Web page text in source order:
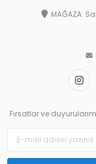
MAĞAZA:
Fırsatlar ve